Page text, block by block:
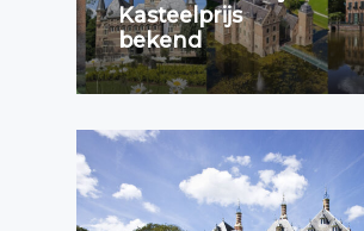
Kasteelprijs
bekend